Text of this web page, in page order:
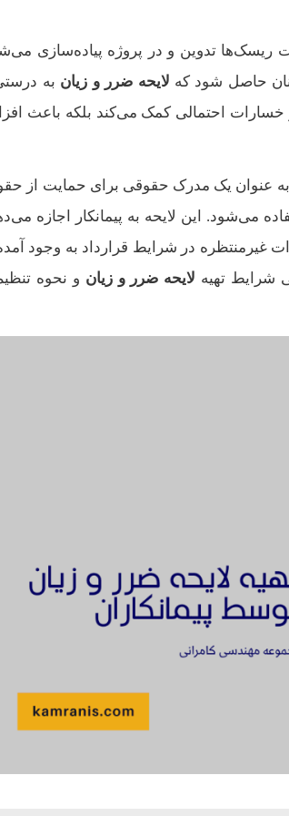
ریسک‌ها تدوین و در پروژه پیاده‌سازی
حاصل شود که لایحه ضرر و زیان به
خسارات احتمالی کمک می‌کند بلکه باعث
به عنوان یک مدرک حقوقی برای حمایت از
می‌شود. این لایحه به پیمانکار اجازه
غیرمنتظره در شرایط قرارداد به وجود
شرایط تهیه لایحه ضرر و زیان و نحوه